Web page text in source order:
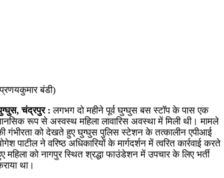
बंडी)
चंद्रपुर :लगभग दो महीने पूर्व घुग्घुस बस स्टॉप के पास एक
रूप से अस्वस्थ महिला लावारिस अवस्था में मिली थी। मामले
गंभीरता को देखते हुए घुग्घुस पुलिस स्टेशन के तत्कालीन एपीआई
पाटील ने वरिष्ठ अधिकारियों के मार्गदर्शन में त्वरित कार्रवाई करते
महिला को नागपुर स्थित श्रद्धा फाउंडेशन में उपचार के लिए भर्ती
था।